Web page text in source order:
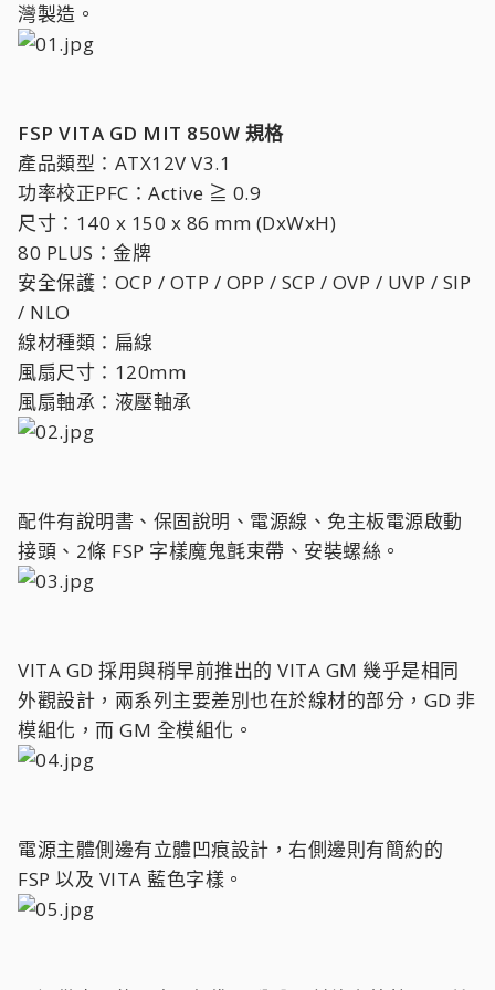
灣製造。
FSP VITA GD MIT 850W 規格
產品類型：ATX12V V3.1
功率校正PFC：Active ≧ 0.9
尺寸：140 x 150 x 86 mm (DxWxH)
80 PLUS：金牌
安全保護：OCP / OTP / OPP / SCP / OVP / UVP / SIP
/ NLO
線材種類：扁線
風扇尺寸：120mm
風扇軸承：液壓軸承
配件有說明書、保固說明、電源線、免主板電源啟動
接頭、2條 FSP 字樣魔鬼氈束帶、安裝螺絲。
VITA GD 採用與稍早前推出的 VITA GM 幾乎是相同
外觀設計，兩系列主要差別也在於線材的部分，GD 非
模組化，而 GM 全模組化。
電源主體側邊有立體凹痕設計，右側邊則有簡約的
FSP 以及 VITA 藍色字樣。